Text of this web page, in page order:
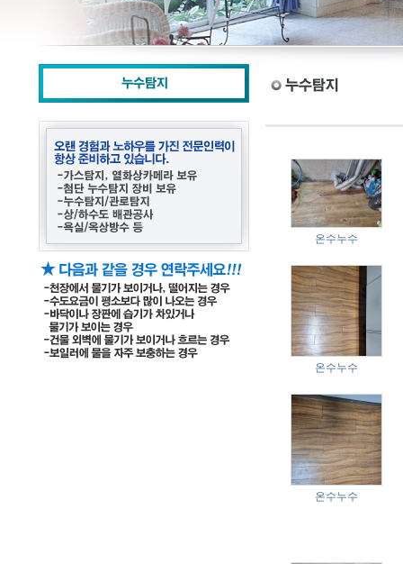
온수누수
온수누수
온수누수